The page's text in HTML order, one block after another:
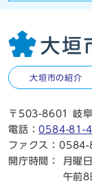
大垣市の紹介
〒503-8601 岐
電話：0584-81-
ファクス：
開庁時間：
月曜
午前8